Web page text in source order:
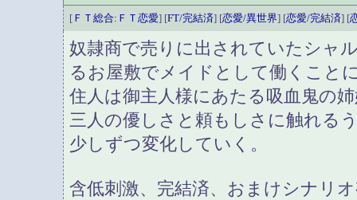
[ ＦＴ総合:ＦＴ恋愛] [FT/完結済] [恋愛/異世界] [恋愛/完結済] [
奴隷商で売りに出されていたシャ
るお屋敷でメイドとして働くこと
住人は御主人様にあたる吸血鬼の
三人の優しさと頼もしさに触れる
少しずつ変化していく。
含低刺激、完結済、おまけシナリ